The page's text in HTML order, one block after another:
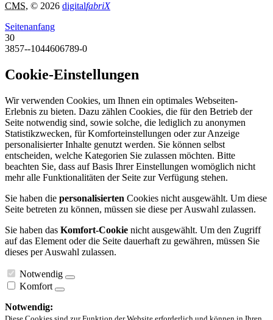
CMS, © 2026 digitalfabriX
Seitenanfang
30
3857--1044606789-0
Cookie-Einstellungen
Wir verwenden Cookies, um Ihnen ein optimales Webseiten-
Erlebnis zu bieten. Dazu zählen Cookies, die für den Betrieb der
Seite notwendig sind, sowie solche, die lediglich zu anonymen
Statistikzwecken, für Komforteinstellungen oder zur Anzeige
personalisierter Inhalte genutzt werden. Sie können selbst
entscheiden, welche Kategorien Sie zulassen möchten. Bitte
beachten Sie, dass auf Basis Ihrer Einstellungen womöglich nicht
mehr alle Funktionalitäten der Seite zur Verfügung stehen.
Sie haben die personalisierten Cookies nicht ausgewählt. Um diese
Seite betreten zu können, müssen sie diese per Auswahl zulassen.
Sie haben das Komfort-Cookie nicht ausgewählt. Um den Zugriff
auf das Element oder die Seite dauerhaft zu gewähren, müssen Sie
dieses per Auswahl zulassen.
Notwendig
Komfort
Notwendig: